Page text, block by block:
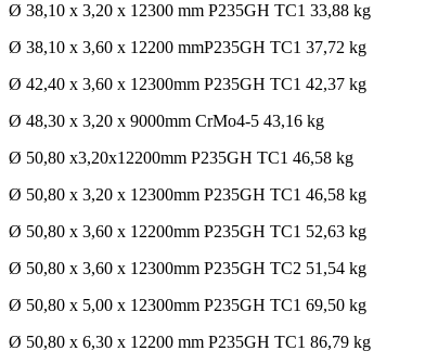
Ø 38,10 x 3,20 x 12300 mm P235GH TC1 33,88 kg
Ø 38,10 x 3,60 x 12200 mmP235GH TC1 37,72 kg
Ø 42,40 x 3,60 x 12300mm P235GH TC1 42,37 kg
Ø 48,30 x 3,20 x 9000mm CrMo4-5 43,16 kg
Ø 50,80 x3,20x12200mm P235GH TC1 46,58 kg
Ø 50,80 x 3,20 x 12300mm P235GH TC1 46,58 kg
Ø 50,80 x 3,60 x 12200mm P235GH TC1 52,63 kg
Ø 50,80 x 3,60 x 12300mm P235GH TC2 51,54 kg
Ø 50,80 x 5,00 x 12300mm P235GH TC1 69,50 kg
Ø 50,80 x 6,30 x 12200 mm P235GH TC1 86,79 kg